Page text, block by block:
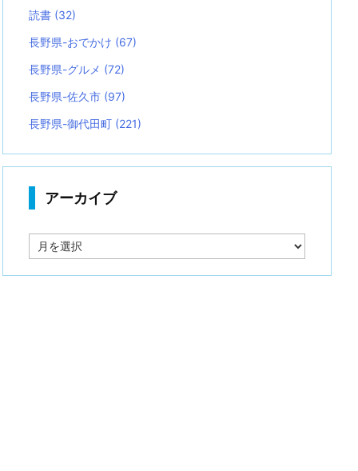
読書 (32)
長野県-おでかけ (67)
長野県-グルメ (72)
長野県-佐久市 (97)
長野県-御代田町 (221)
アーカイブ
ー